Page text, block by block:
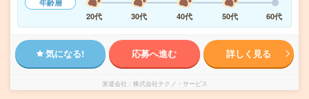
年齢層
20代
30代 40代 50代 60代
気になる! 応募へ進む 詳しく見る
派遣会社 株式会社テクノ・サービス